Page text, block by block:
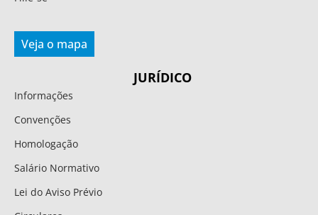
Veja o mapa
JURÍDICO
Informações
Convenções
Homologação
Salário Normativo
Lei do Aviso Prévio